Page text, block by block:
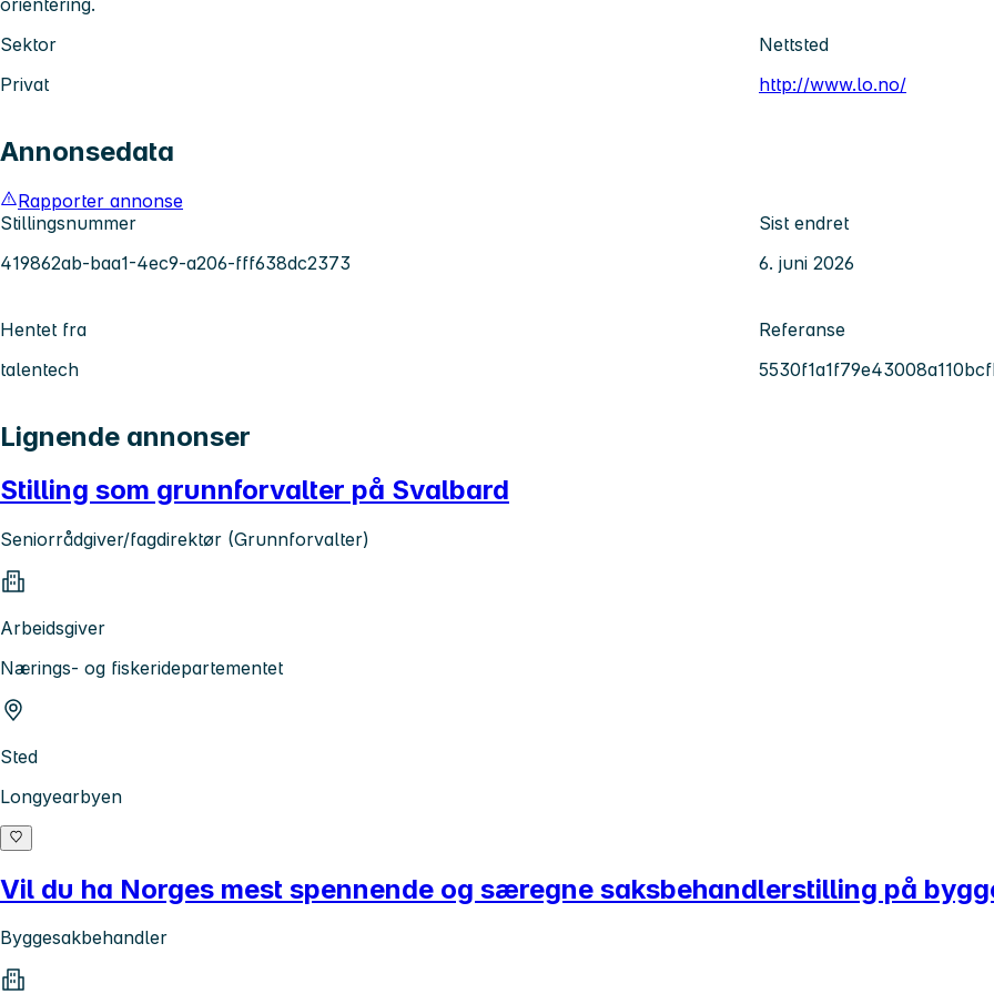
Sektor
Privat
Nettsted
http://www.lo.no/
Annonsedata
Rapporter annonse
Stillingsnummer
419862ab-baa1-4ec9-a206-fff638dc2373
Sist endret
6. juni 2026
Hentet fra
talentech
Referanse
Lignende annonser
Stilling som grunnforvalter på Svalbard
Seniorrådgiver/fagdirektør (Grunnforvalter)
Arbeidsgiver
Nærings- og fiskeridepartementet
Sted
Longyearbyen
Vil du ha Norges mest spennende og særegne saksbehandlerstilling på
Byggesakbehandler